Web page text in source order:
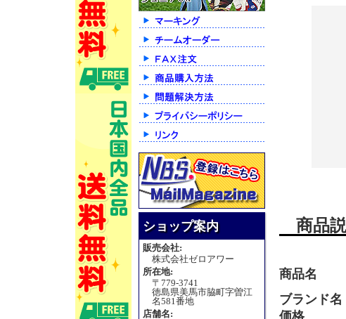
ショップ案内
販売会社:
株式会社ゼロアワー
所在地:
〒779-3741
徳島県美馬市脇町字曽江
名581番地
店舗名:
商品
商品名
ブランド名